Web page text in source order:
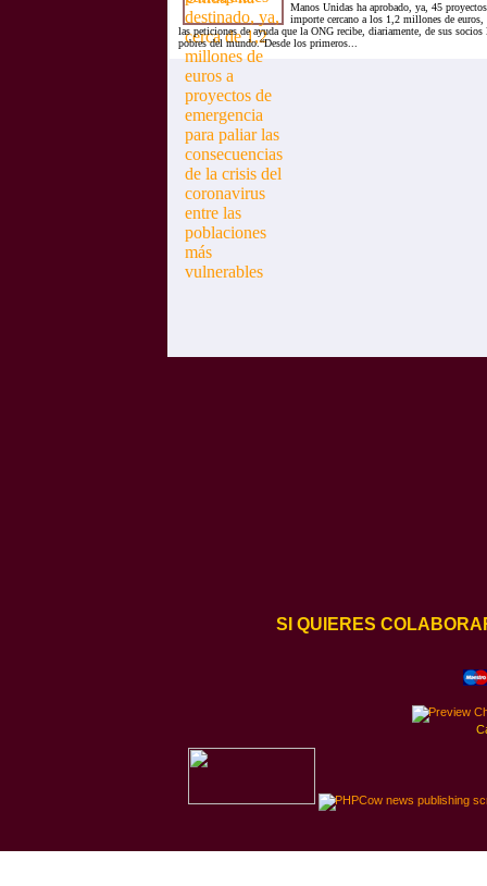
Manos Unidas ha aprobado, ya, 45
importe cercano a los 1,2 millones de euros,
las peticiones de ayuda que la ONG recibe, diariamente, de sus socios
pobres del mundo.“Desde los primeros...
SI QUIERES